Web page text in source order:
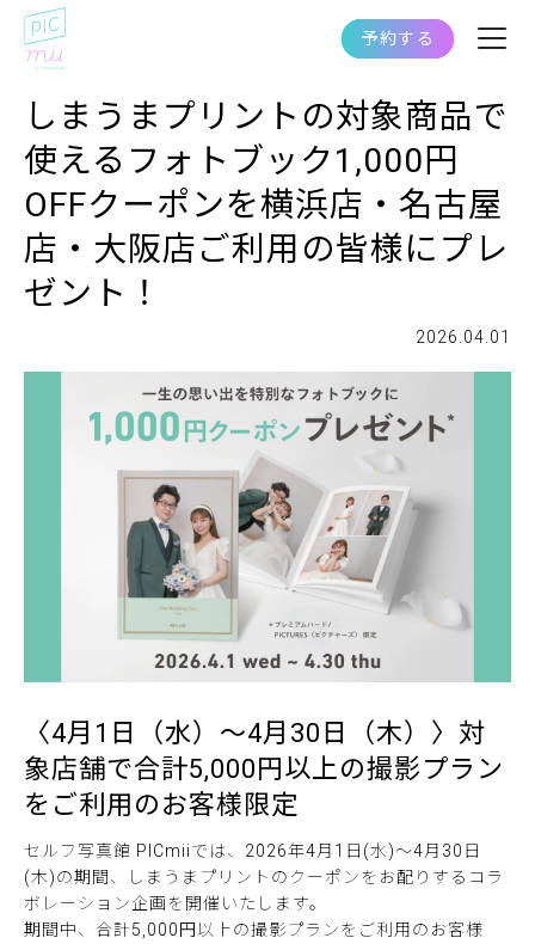
予約する
しまうまプリントの対象商品で
使えるフォトブック1,000円
OFFクーポンを横浜店・名古屋
店・大阪店ご利用の皆様にプレ
ゼント！
2026.04.01
〈4月1日（水）〜4月30日（木）〉対
象店舗で合計5,000円以上の撮影プラン
をご利用のお客様限定
セルフ写真館 PICmiiでは、2026年4月1日(水)〜4月30日
(木)の期間、しまうまプリントのクーポンをお配りするコラ
ボレーション企画を開催いたします。
期間中、合計5,000円以上の撮影プランをご利用のお客様